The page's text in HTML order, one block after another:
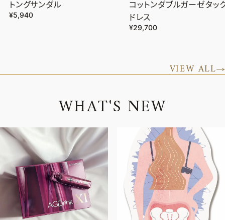
トングサンダル
¥5,940
コットンダブルガーゼタッ
ドレス
¥29,700
VIEW ALL
WHAT'S NEW